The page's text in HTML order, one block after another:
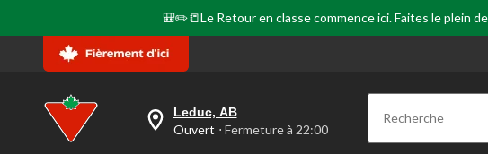
🎒✏️📒Le Retour en classe commence ici. Faites le plein
votre
Leduc, AB
Ouvert ⋅ Fermeture à 22:00 Recherche